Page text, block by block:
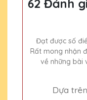
62 Đánh
Đạt được số
Rất mong nhận
về những bài
Dựa